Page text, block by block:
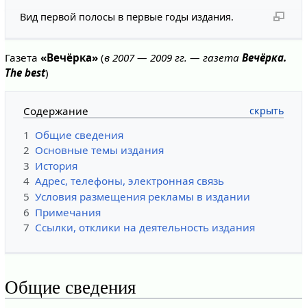
Вид первой полосы в первые годы издания.
Газета «Вечёрка»(в 2007 — 2009 гг. — газета Вечёрка.
The best)
Содержание
1 Общие сведения
2 Основные темы издания
3 История
4 Адрес, телефоны, электронная связь
5 Условия размещения рекламы в издании
6 Примечания
7 Ссылки, отклики на деятельность издания
Общие сведения